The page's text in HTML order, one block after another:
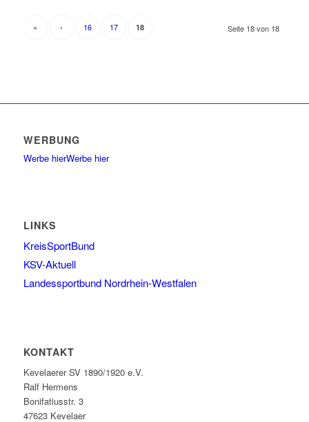
Seite 18 von 18
« ‹ 16 17 18
WERBUNG
Werbe hierWerbe hier
LINKS
KreisSportBund
KSV-Aktuell
Landessportbund Nordrhein-Westfalen
KONTAKT
Kevelaerer SV 1890/1920 e.V.
Ralf Hermens
Bonifatiusstr. 3
47623 Kevelaer